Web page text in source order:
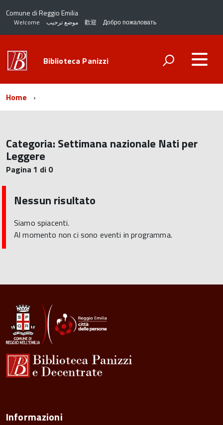
Comune di Reggio Emilia
Welcome موضع ترحيب 歡迎 Добро пожаловать
Biblioteca Panizzi
Home
Categoria: Settimana nazionale Nati per
Leggere
Pagina 1 di 0
Nessun risultato
Siamo spiacenti.
Al momento non ci sono eventi in programma.
Informazioni